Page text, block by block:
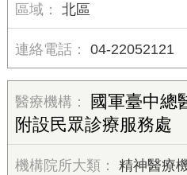
北區
04-22052121
國軍臺中總
附設民眾診療服務處
精神醫療